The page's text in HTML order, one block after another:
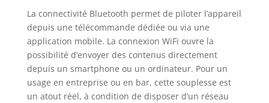
La connectivité Bluetooth permet de piloter l’appareil
depuis une télécommande dédiée ou via une
application mobile. La connexion WiFi ouvre la
possibilité d’envoyer des contenus directement
depuis un smartphone ou un ordinateur. Pour un
usage en entreprise ou en bar, cette souplesse est
un atout réel, à condition de disposer d’un réseau